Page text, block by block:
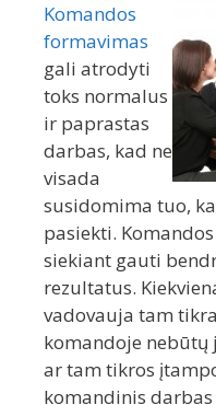
Komandos
formavimas
gali atrodyti
toks normalus
ir paprastas
darbas, kad ne
visada
susidomima tuo,
pasiekti.
siekiant gauti
rezultatus.
vadovauja tam
komandoje nebūtų
ar tam tikros
komandinis